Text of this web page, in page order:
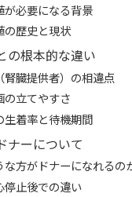
が必要になる背景
の歴史と現状
の根本的な違い
腎臓提供者）の相違点
の立てやすさ
生着率と待機期間
ナーについて
な方がドナーになれるの
停止後での違い